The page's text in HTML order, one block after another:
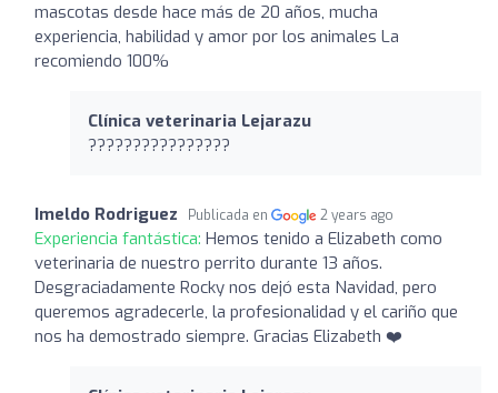
mascotas desde hace más de 20 años, mucha
experiencia, habilidad y amor por los animales La
recomiendo 100%
Clínica veterinaria Lejarazu
????????????????
Imeldo Rodriguez Publicada en 2 years ago
Experiencia fantástica: Hemos tenido a Elizabeth como
veterinaria de nuestro perrito durante 13 años.
Desgraciadamente Rocky nos dejó esta Navidad, pero
queremos agradecerle, la profesionalidad y el cariño que
nos ha demostrado siempre. Gracias Elizabeth ❤️